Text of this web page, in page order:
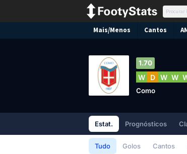
Mais/Menos Cantos
1.70
W D W W
Como
Estat. Prognósticos
Tudo Golos Cantos